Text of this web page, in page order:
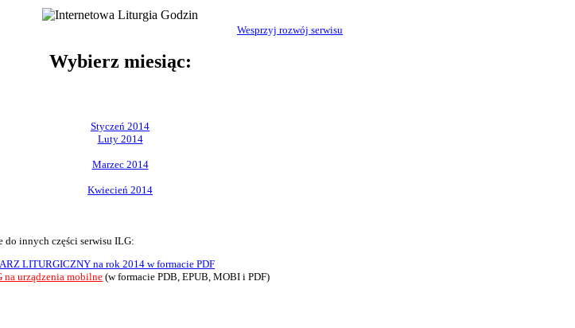
Wesprzyj rozwój serwisu
Wybierz miesiąc:
Styczeń 2014
Luty 2014
Marzec 2014
Kwiecień 2014
do innych części serwisu ILG:
LITURGICZNY na rok 2014 w formacie PDF
na urządzenia mobilne(w formacie PDB, EPUB, MOBI i PDF)